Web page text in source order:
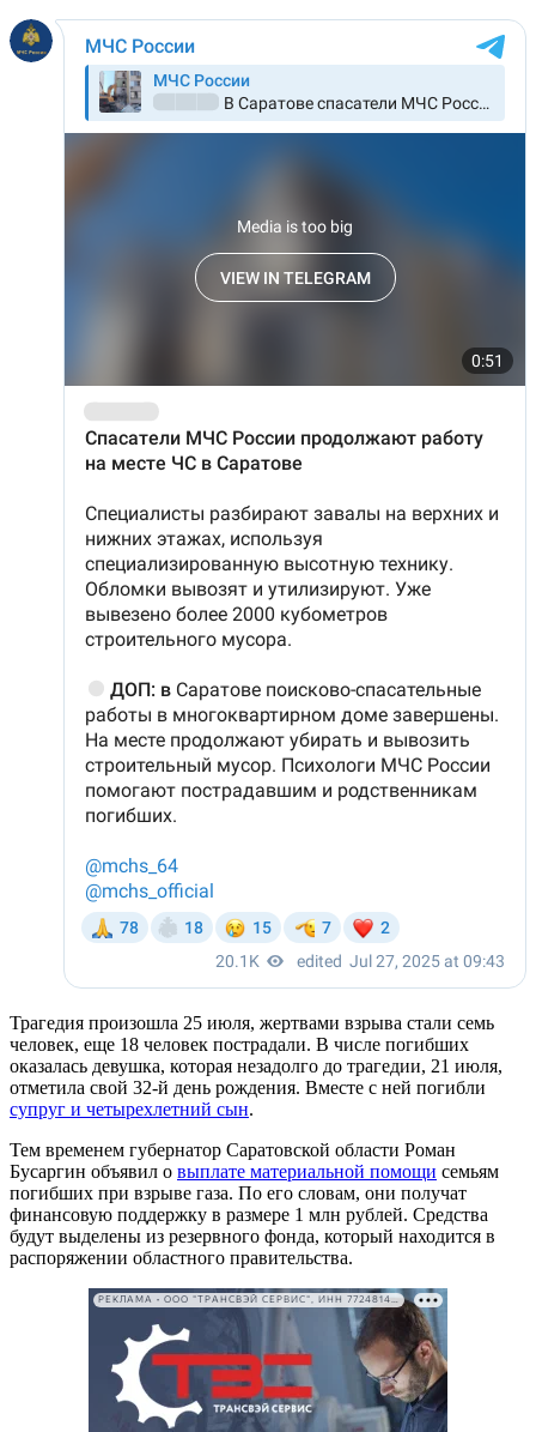
Трагедия произошла 25 июля, жертвами взрыва стали семь
человек, еще 18 человек пострадали. В числе погибших
оказалась девушка, которая незадолго до трагедии, 21 июля,
отметила свой 32-й день рождения. Вместе с ней погибли
супруг и четырехлетний сын.
Тем временем губернатор Саратовской области Роман
Бусаргин объявил о выплате материальной помощи семьям
погибших при взрыве газа. По его словам, они получат
финансовую поддержку в размере 1 млн рублей. Средства
будут выделены из резервного фонда, который находится в
распоряжении областного правительства.
РЕКЛАМА • ООО "ТРАНСВЭЙ СЕРВИС", ИНН 7724814198